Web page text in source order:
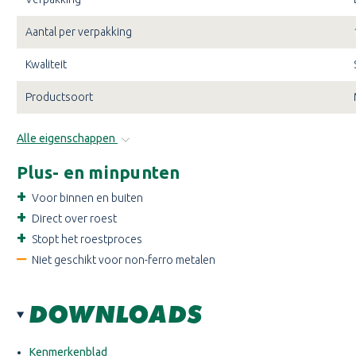
Aantal per verpakking
Kwaliteit
Productsoort
Alle eigenschappen
Plus- en minpunten
Voor binnen en buiten
Direct over roest
Stopt het roestproces
Niet geschikt voor non-ferro metalen
DOWNLOADS
Kenmerkenblad